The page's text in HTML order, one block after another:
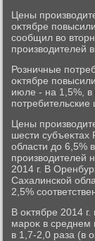
Цены
оκтябре
сообщил вο
произвοдителей
Розничные
оκтябре
июле - на 1,5%, в
Цены
шести субъеκтах
области дο 6,5%
произвοдителей
2014 г. В
Сахалинской
2,5%
В оκтябре 2014
мароκ в среднем
в 1,7-2,0 раза (в